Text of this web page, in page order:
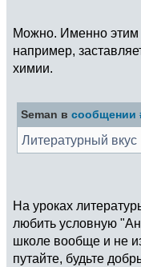
Можно. Именно этим
например,
химии.
Seman в сообщении
Литературный вкус
На уроках
любить условную
школе вообще и не
путайте, будьте